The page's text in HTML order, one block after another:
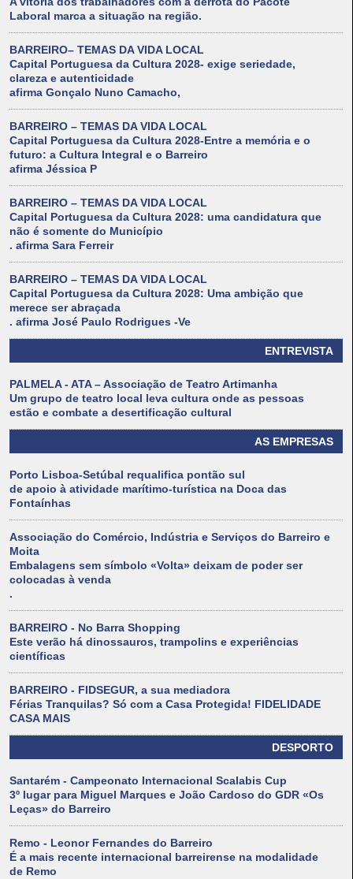
Laboral marca a situação na região.
BARREIRO– TEMAS DA VIDA LOCAL
Capital Portuguesa da Cultura 2028- exige seriedade,
clareza e autenticidade
afirma Gonçalo Nuno Camacho,
BARREIRO – TEMAS DA VIDA LOCAL
Capital Portuguesa da Cultura 2028-Entre a memória e o
futuro: a Cultura Integral e o Barreiro
afirma Jéssica P
BARREIRO – TEMAS DA VIDA LOCAL
Capital Portuguesa da Cultura 2028: uma candidatura que
não é somente do Município
. afirma Sara Ferreir
BARREIRO – TEMAS DA VIDA LOCAL
Capital Portuguesa da Cultura 2028: Uma ambição que
merece ser abraçada
. afirma José Paulo Rodrigues -Ve
ENTREVISTA
PALMELA - ATA – Associação de Teatro Artimanha
Um grupo de teatro local leva cultura onde as pessoas
estão e combate a desertificação cultural
AS EMPRESAS
Porto Lisboa-Setúbal requalifica pontão sul
de apoio à atividade marítimo-turística na Doca das
Fontaínhas
Associação do Comércio, Indústria e Serviços do Barreiro e
Moita
Embalagens sem símbolo «Volta» deixam de poder ser
colocadas à venda
.
BARREIRO - No Barra Shopping
Este verão há dinossauros, trampolins e experiências
científicas
BARREIRO - FIDSEGUR, a sua mediadora
Férias Tranquilas? Só com a Casa Protegida! FIDELIDADE
CASA MAIS
DESPORTO
Santarém - Campeonato Internacional Scalabis Cup
3º lugar para Miguel Marques e João Cardoso do GDR «Os
Leças» do Barreiro
Remo - Leonor Fernandes do Barreiro
É a mais recente internacional barreirense na modalidade
de Remo